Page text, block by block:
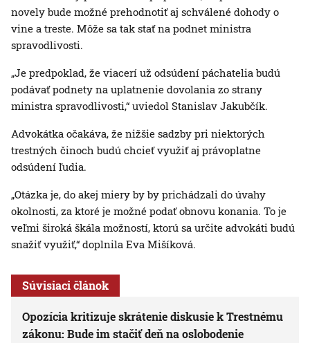
novely bude možné prehodnotiť aj schválené dohody o
vine a treste. Môže sa tak stať na podnet ministra
spravodlivosti.
„Je predpoklad, že viacerí už odsúdení páchatelia budú
podávať podnety na uplatnenie dovolania zo strany
ministra spravodlivosti,“ uviedol Stanislav Jakubčík.
Advokátka očakáva, že nižšie sadzby pri niektorých
trestných činoch budú chcieť využiť aj právoplatne
odsúdení ľudia.
„Otázka je, do akej miery by by prichádzali do úvahy
okolnosti, za ktoré je možné podať obnovu konania. To je
veľmi široká škála možností, ktorú sa určite advokáti budú
snažiť využiť,“ doplnila Eva Mišíková.
Súvisiaci článok
Opozícia kritizuje skrátenie diskusie k Trestnému
zákonu: Bude im stačiť deň na oslobodenie